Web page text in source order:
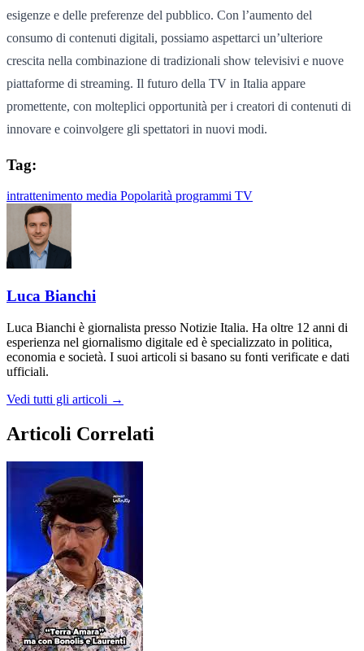
esigenze e delle preferenze del pubblico. Con l’aumento del
consumo di contenuti digitali, possiamo aspettarci un’ulteriore
crescita nella combinazione di tradizionali show televisivi e nuove
piattaforme di streaming. Il futuro della TV in Italia appare
promettente, con molteplici opportunità per i creatori di contenuti di
innovare e coinvolgere gli spettatori in nuovi modi.
Tag:
intrattenimento media Popolarità programmi TV
Luca Bianchi
Luca Bianchi è giornalista presso Notizie Italia. Ha oltre 12 anni di
esperienza nel giornalismo digitale ed è specializzato in politica,
economia e società. I suoi articoli si basano su fonti verificate e dati
ufficiali.
Vedi tutti gli articoli →
Articoli Correlati